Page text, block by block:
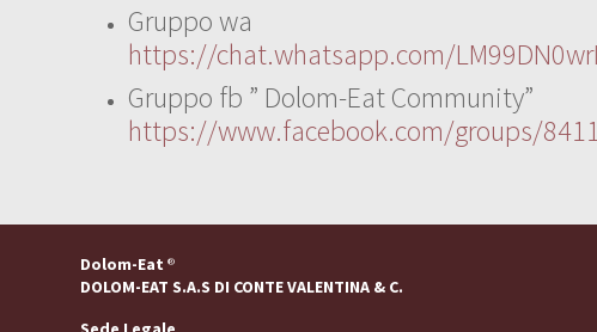
Gruppo wa
https://chat.whatsapp.com/
Gruppo fb ” Dolom-Eat Community”
https://www.facebook.com/groups/
Dolom-Eat ®
DOLOM-EAT S.A.S DI CONTE VALENTINA & C.